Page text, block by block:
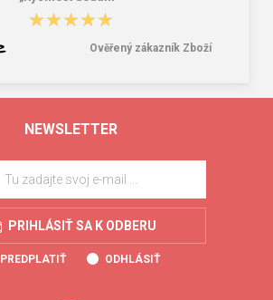
★★★★★
★★★★★
Ověřený zákazník Zboží
NEWSLETTER
PRIHLÁSIŤ SA K ODBERU
PREDPLATIŤ ODHLÁSIŤ